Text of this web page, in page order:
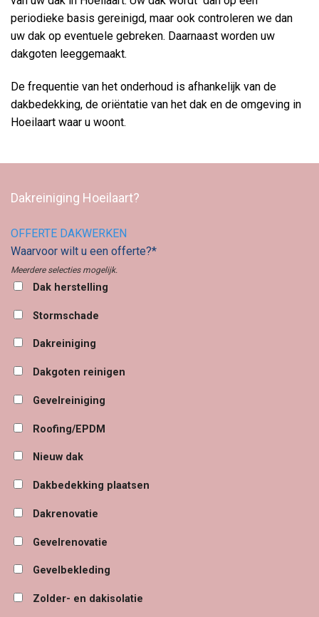
periodieke basis gereinigd, maar ook controleren we dan
uw dak op eventuele gebreken. Daarnaast worden uw
dakgoten leeggemaakt.
De frequentie van het onderhoud is afhankelijk van de
dakbedekking, de oriëntatie van het dak en de omgeving in
Hoeilaart waar u woont.
Dakreiniging Hoeilaart?
OFFERTE DAKWERKEN
Waarvoor wilt u een offerte?*
Meerdere selecties mogelijk.
Dak herstelling
Stormschade
Dakreiniging
Dakgoten reinigen
Gevelreiniging
Roofing/EPDM
Nieuw dak
Dakbedekking plaatsen
Dakrenovatie
Gevelrenovatie
Gevelbekleding
Zolder- en dakisolatie